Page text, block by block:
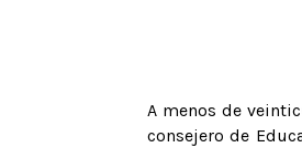
A menos de
consejero de